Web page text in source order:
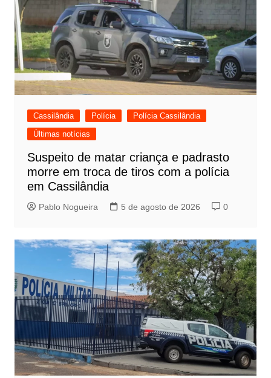
Cassilândia Polícia
Polícia Cassilândia
Últimas notícias
Suspeito de matar criança e padrasto
morre em troca de tiros com a polícia
em Cassilândia
Pablo Nogueira 5 de agosto de 2026 0